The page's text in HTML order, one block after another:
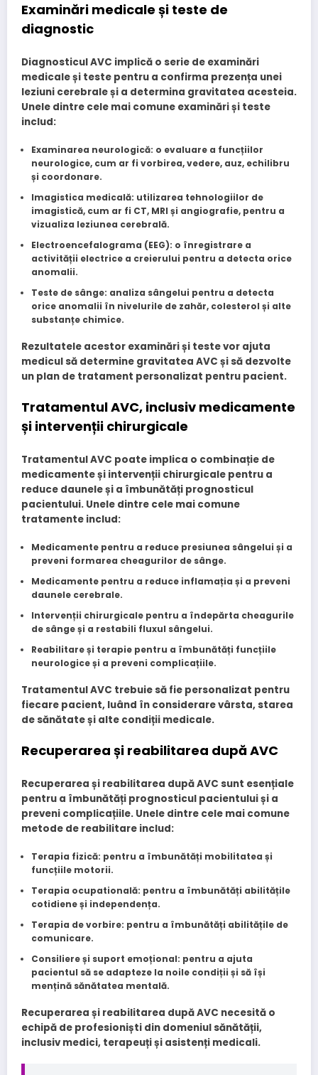
Examinări medicale și teste de
diagnostic
Diagnosticul AVC implică o serie de examinări
medicale și teste pentru a confirma prezența unei
leziuni cerebrale și a determina gravitatea acesteia.
Unele dintre cele mai comune examinări și teste
includ:
Examinarea neurologică: o evaluare a funcțiilor
neurologice, cum ar fi vorbirea, vedere, auz, echilibru
și coordonare.
Imagistica medicală: utilizarea tehnologiilor de
imagistică, cum ar fi CT, MRI și angiografie, pentru a
vizualiza leziunea cerebrală.
Electroencefalograma (EEG): o înregistrare a
activității electrice a creierului pentru a detecta orice
anomalii.
Teste de sânge: analiza sângelui pentru a detecta
orice anomalii în nivelurile de zahăr, colesterol și alte
substanțe chimice.
Rezultatele acestor examinări și teste vor ajuta
medicul să determine gravitatea AVC și să dezvolte
un plan de tratament personalizat pentru pacient.
Tratamentul AVC, inclusiv medicamente
și intervenții chirurgicale
Tratamentul AVC poate implica o combinație de
medicamente și intervenții chirurgicale pentru a
reduce daunele și a îmbunătăți prognosticul
pacientului. Unele dintre cele mai comune
tratamente includ:
Medicamente pentru a reduce presiunea sângelui și a
preveni formarea cheagurilor de sânge.
Medicamente pentru a reduce inflamația și a preveni
daunele cerebrale.
Intervenții chirurgicale pentru a îndepărta cheagurile
de sânge și a restabili fluxul sângelui.
Reabilitare și terapie pentru a îmbunătăți funcțiile
neurologice și a preveni complicațiile.
Tratamentul AVC trebuie să fie personalizat pentru
fiecare pacient, luând în considerare vârsta, starea
de sănătate și alte condiții medicale.
Recuperarea și reabilitarea după AVC
Recuperarea și reabilitarea după AVC sunt esențiale
pentru a îmbunătăți prognosticul pacientului și a
preveni complicațiile. Unele dintre cele mai comune
metode de reabilitare includ:
Terapia fizică: pentru a îmbunătăți mobilitatea și
funcțiile motorii.
Terapia ocupatională: pentru a îmbunătăți abilitățile
cotidiene și independența.
Terapia de vorbire: pentru a îmbunătăți abilitățile de
comunicare.
Consiliere și suport emoțional: pentru a ajuta
pacientul să se adapteze la noile condiții și să își
mențină sănătatea mentală.
Recuperarea și reabilitarea după AVC necesită o
echipă de profesioniști din domeniul sănătății,
inclusiv medici, terapeuți și asistenți medicali.